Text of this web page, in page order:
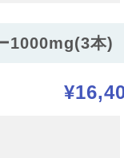
1000mg(3本)